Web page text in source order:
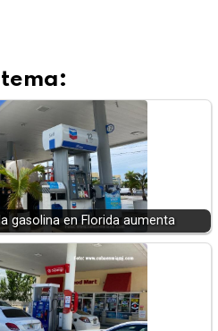
gasolina en Florida aumenta